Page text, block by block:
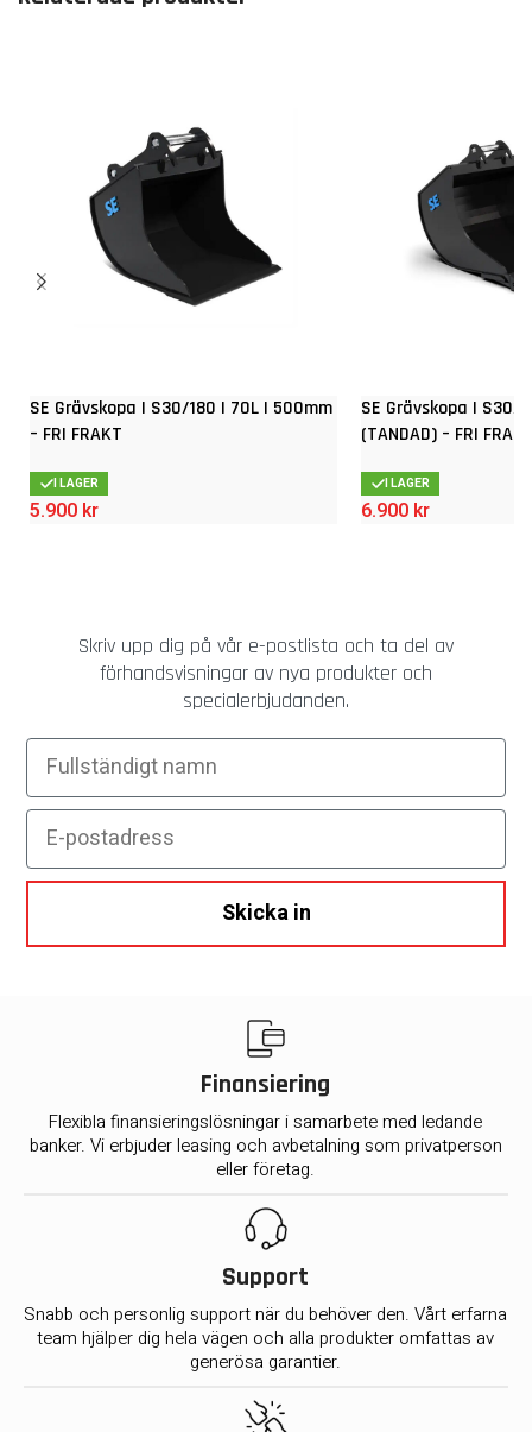
SE Grävskopa | S30/180 | 70L | 500mm
– FRI FRAKT
I LAGER
5.900 kr
SE Grävskopa | S30/
(TANDAD) – FRI
I LAGER
6.900 kr
Skriv upp dig på vår e-postlista och ta del av
förhandsvisningar av nya produkter och
specialerbjudanden.
Fullständigt namn
E-postadress
Skicka in
Finansiering
Flexibla finansieringslösningar i samarbete med ledande
banker. Vi erbjuder leasing och avbetalning som privatperson
eller företag.
Support
Snabb och personlig support när du behöver den. Vårt erfarna
team hjälper dig hela vägen och alla produkter omfattas av
generösa garantier.